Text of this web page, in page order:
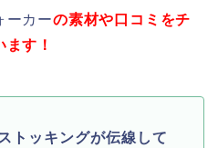
ーカーの素材や口コミをチ
す！
トッキングが伝線して